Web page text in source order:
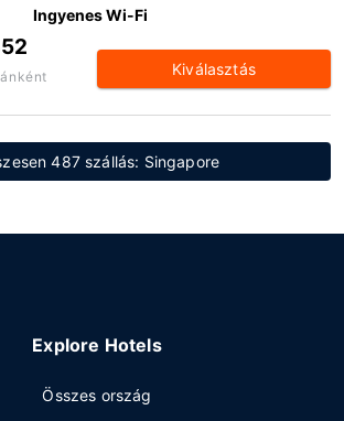
Ingyenes Wi-Fi
Kiválasztás
487 szállás: Singapore
Explore Hotels
Összes ország